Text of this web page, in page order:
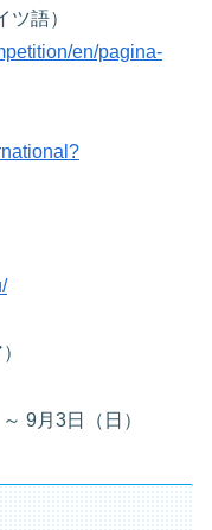
ツ語）
en/pagina-
9月3日（日）